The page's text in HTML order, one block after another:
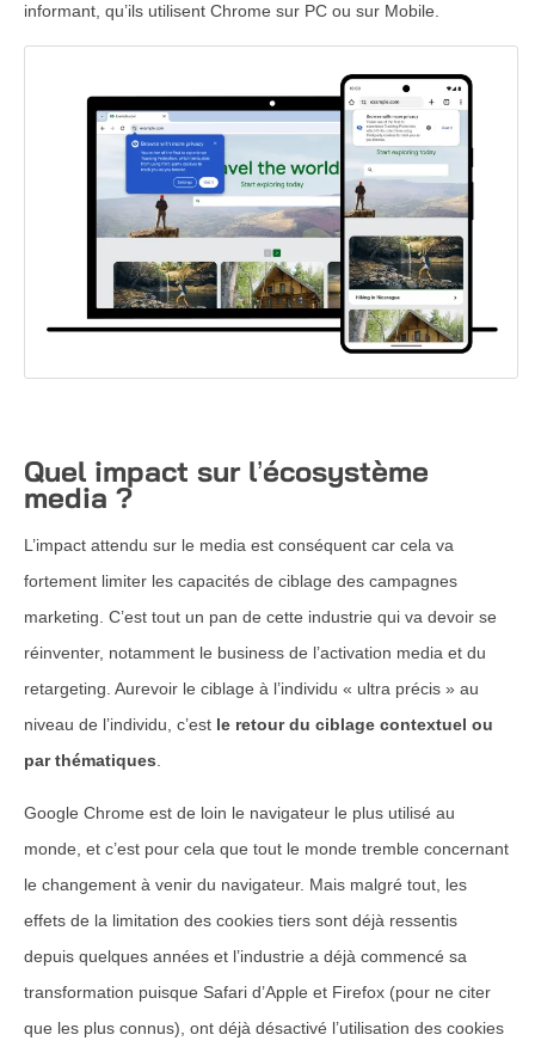
informant, qu’ils utilisent Chrome sur PC ou sur Mobile.
Quel impact sur l’écosystème
media ?
L’impact attendu sur le media est conséquent car cela va
fortement limiter les capacités de ciblage des campagnes
marketing. C’est tout un pan de cette industrie qui va devoir se
réinventer, notamment le business de l’activation media et du
retargeting. Aurevoir le ciblage à l’individu « ultra précis » au
niveau de l’individu, c’est le retour du ciblage contextuel ou
par thématiques
Google Chrome est de loin le navigateur le plus utilisé au
monde, et c’est pour cela que tout le monde tremble concernant
le changement à venir du navigateur. Mais malgré tout, les
effets de la limitation des cookies tiers sont déjà ressentis
depuis quelques années et l’industrie a déjà commencé sa
transformation puisque Safari d’Apple et Firefox (pour ne citer
que les plus connus), ont déjà désactivé l’utilisation des cookies